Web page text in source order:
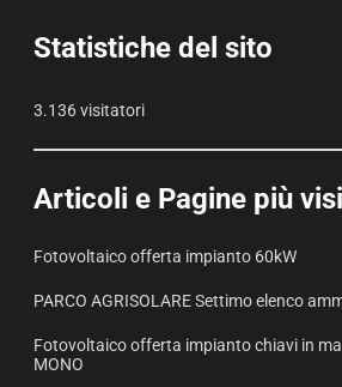
Statistiche del sito
3.136 visitatori
Articoli e Pagine più
Fotovoltaico offerta impianto 60kW
PARCO AGRISOLARE Settimo elenco
Fotovoltaico offerta impianto chiavi in
MONO